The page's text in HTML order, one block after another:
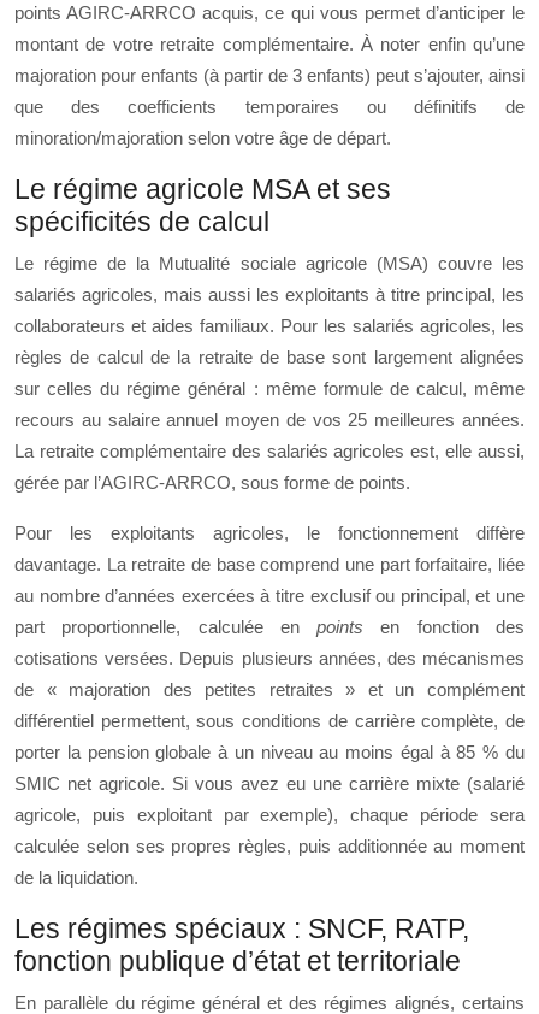
points AGIRC-ARRCO acquis, ce qui vous permet d’anticiper le
montant de votre retraite complémentaire. À noter enfin qu’une
majoration pour enfants (à partir de 3 enfants) peut s’ajouter, ainsi
que des coefficients temporaires ou définitifs de
minoration/majoration selon votre âge de départ.
Le régime agricole MSA et ses
spécificités de calcul
Le régime de la Mutualité sociale agricole (MSA) couvre les
salariés agricoles, mais aussi les exploitants à titre principal, les
collaborateurs et aides familiaux. Pour les salariés agricoles, les
règles de calcul de la retraite de base sont largement alignées
sur celles du régime général : même formule de calcul, même
recours au salaire annuel moyen de vos 25 meilleures années.
La retraite complémentaire des salariés agricoles est, elle aussi,
gérée par l’AGIRC-ARRCO, sous forme de points.
Pour les exploitants agricoles, le fonctionnement diffère
davantage. La retraite de base comprend une part forfaitaire, liée
au nombre d’années exercées à titre exclusif ou principal, et une
part proportionnelle, calculée enpoints en fonction des
cotisations versées. Depuis plusieurs années, des mécanismes
de « majoration des petites retraites » et un complément
différentiel permettent, sous conditions de carrière complète, de
porter la pension globale à un niveau au moins égal à 85 % du
SMIC net agricole. Si vous avez eu une carrière mixte (salarié
agricole, puis exploitant par exemple), chaque période sera
calculée selon ses propres règles, puis additionnée au moment
de la liquidation.
Les régimes spéciaux : SNCF, RATP,
fonction publique d’état et territoriale
En parallèle du régime général et des régimes alignés, certains